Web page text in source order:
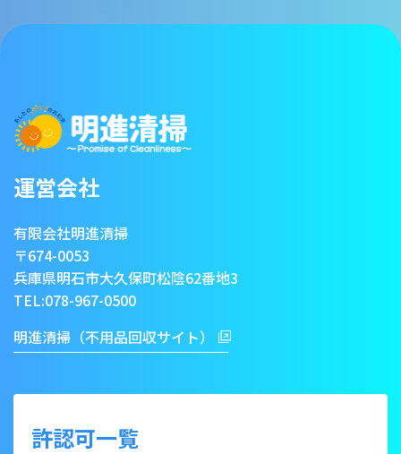
運営会社
有限会社明進清掃
〒674-0053
兵庫県明石市大久保町松陰62番地3
TEL:078-967-0500
明進清掃（不用品回収サイト）
許認可一覧